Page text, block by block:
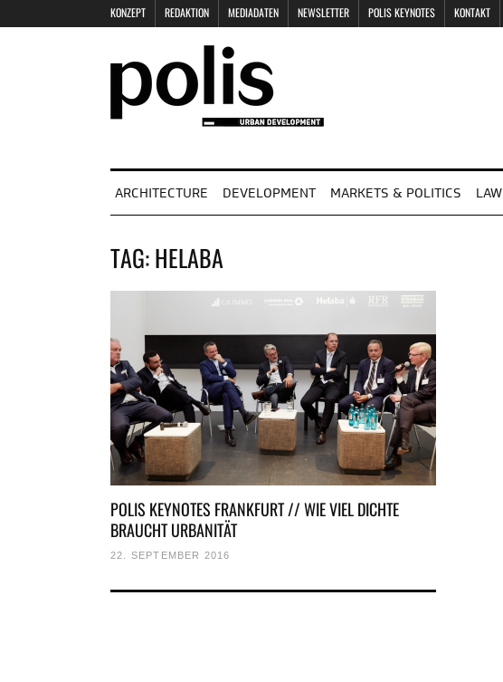
KONZEPT REDAKTION MEDIADATEN NEWSLETTER POLIS KEYNOTES KONTAKT
ARCHITECTURE DEVELOPMENT MARKETS & POLITICS LAW
TAG:HELABA
POLIS KEYNOTES FRANKFURT // WIE VIEL DICHTE
BRAUCHT URBANITÄT
22. SEPTEMBER 2016